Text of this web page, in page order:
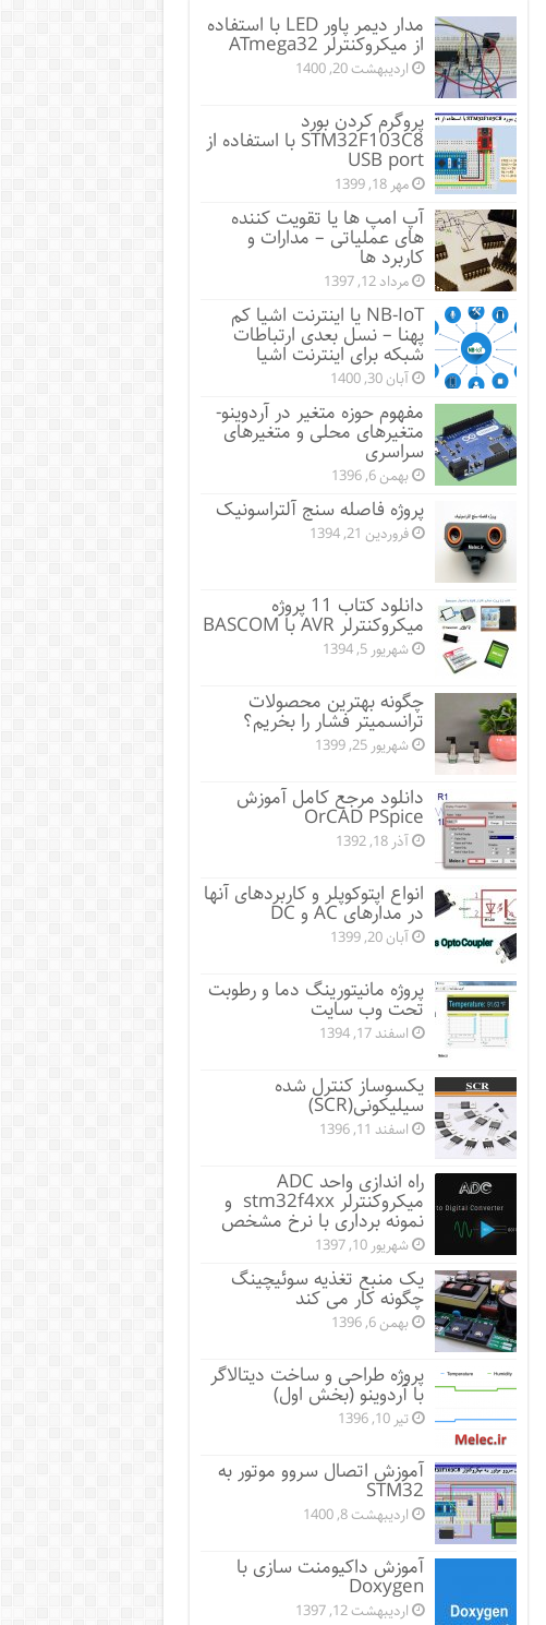
مدار دیمر پاور LED با استفاده
از میکروکنترلر ATmega32
اردیبهشت 20, 1400
پروگرم کردن بورد
STM32F103C8 با استفاده از
USB port
مهر 18, 1399
آپ امپ ها یا تقویت کننده
های عملیاتی – مدارات و
کاربرد ها
مرداد 12, 1397
NB-IoT یا اینترنت اشیا کم
پهنا – نسل بعدی ارتباطات
شبکه برای اینترنت اشیا
آبان 30, 1400
مفهوم حوزه متغیر در آردوینو-
متغیرهای محلی و متغیرهای
سراسری
بهمن 6, 1396
پروژه فاصله سنج آلتراسونیک
فروردین 21, 1394
دانلود کتاب 11 پروژه
میکروکنترلر AVR با BASCOM
شهریور 5, 1394
چگونه بهترین محصولات
ترانسمیتر فشار را بخریم؟
شهریور 25, 1399
دانلود مرجع کامل آموزش
OrCAD PSpice
آذر 18, 1392
انواع اپتوکوپلر و کاربردهای آنها
در مدارهای AC و DC
آبان 20, 1399
پروژه مانيتورينگ دما و رطوبت
تحت وب سایت
اسفند 17, 1394
یکسوساز کنترل شده
سیلیکونی(SCR)
اسفند 11, 1396
راه اندازی واحد ADC
میکروکنترلر stm32f4xx و
نمونه برداری با نرخ مشخص
شهریور 10, 1397
یک منبع تغذیه سوئیچینگ
چگونه کار می کند
بهمن 6, 1396
پروژه طراحی و ساخت دیتالاگر
با آردوینو (بخش اول)
تیر 10, 1396
آموزش اتصال سروو موتور به
STM32
اردیبهشت 8, 1400
آموزش داکیومنت سازی با
Doxygen
اردیبهشت 12, 1397